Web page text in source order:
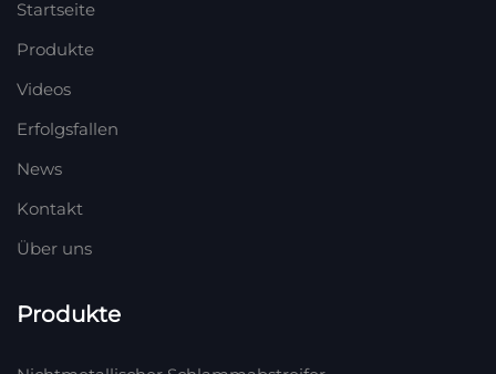
Startseite
Produkte
Videos
Erfolgsfallen
News
Kontakt
Über uns
Produkte